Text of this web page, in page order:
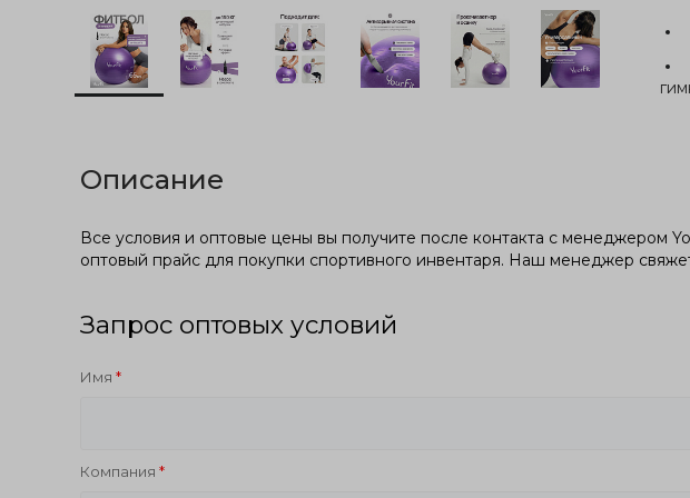
Описание
Все условия и оптовые цены вы получите после контакта с менеджером
оптовый прайс для покупки спортивного инвентаря. Наш менеджер
Запрос оптовых условий
Имя
Компания